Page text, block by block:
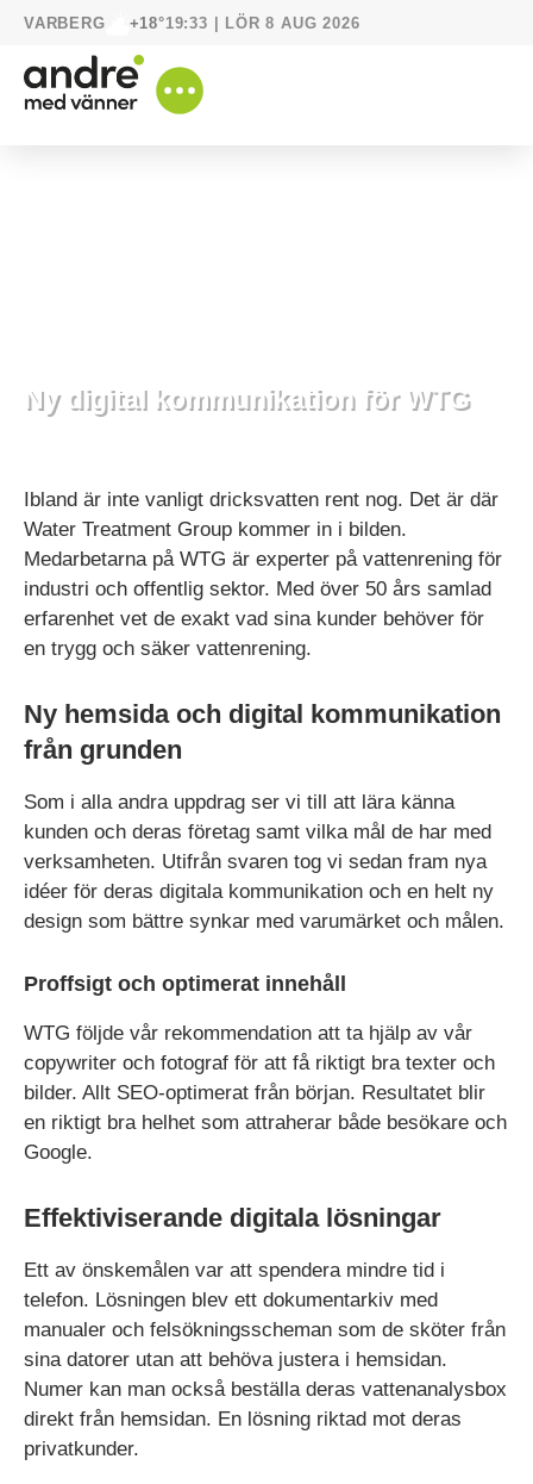
VARBERG +18°19:33 | LÖR 8 AUG 2026
Ny digital kommunikation för WTG
Ibland är inte vanligt dricksvatten rent nog. Det är där
Water Treatment Group kommer in i bilden.
Medarbetarna på WTG är experter på vattenrening för
industri och offentlig sektor. Med över 50 års samlad
erfarenhet vet de exakt vad sina kunder behöver för
en trygg och säker vattenrening.
Ny hemsida och digital kommunikation
från grunden
Som i alla andra uppdrag ser vi till att lära känna
kunden och deras företag samt vilka mål de har med
verksamheten. Utifrån svaren tog vi sedan fram nya
idéer för deras digitala kommunikation och en helt ny
design som bättre synkar med varumärket och målen.
Proffsigt och optimerat innehåll
WTG följde vår rekommendation att ta hjälp av vår
copywriter och fotograf för att få riktigt bra texter och
bilder. Allt SEO-optimerat från början. Resultatet blir
en riktigt bra helhet som attraherar både besökare och
Google.
Effektiviserande digitala lösningar
Ett av önskemålen var att spendera mindre tid i
telefon. Lösningen blev ett dokumentarkiv med
manualer och felsökningsscheman som de sköter från
sina datorer utan att behöva justera i hemsidan.
Numer kan man också beställa deras vattenanalysbox
direkt från hemsidan. En lösning riktad mot deras
privatkunder.